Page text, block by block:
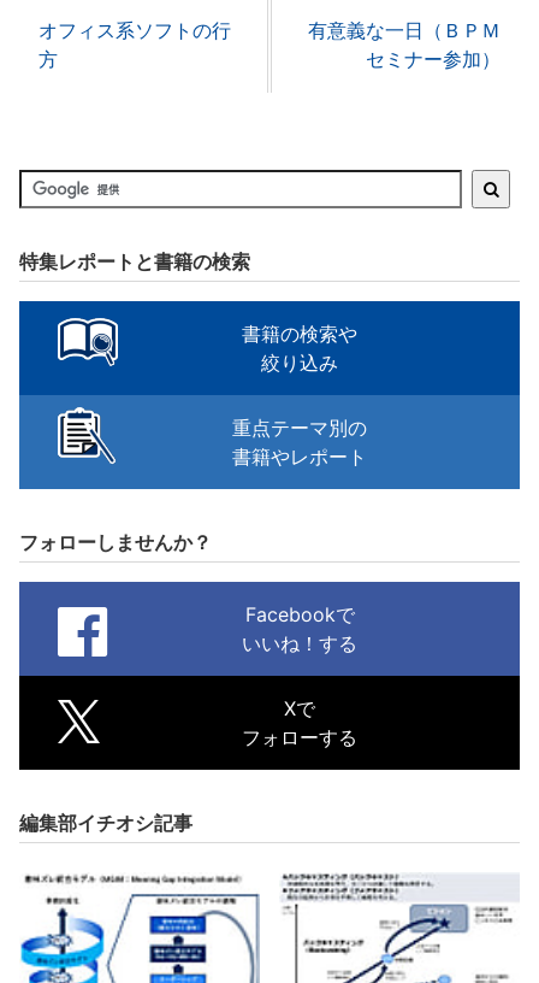
オフィス系ソフトの行
方
有意義な一日（ＢＰＭ
セミナー参加）
特集レポートと書籍の検索
書籍の検索や
絞り込み
重点テーマ別の
書籍やレポート
フォローしませんか？
Facebookで
いいね！する
Xで
フォローする
編集部イチオシ記事